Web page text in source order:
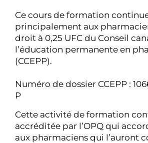
Ce cours de formation continue
principalement aux
droit à 0,25 UFC du Conseil
l’éducation permanente en
(CCEPP).
Numéro de dossier CCEPP :
P
Cette activité de formation
accréditée par l’OPQ qui
aux pharmaciens qui l’auront